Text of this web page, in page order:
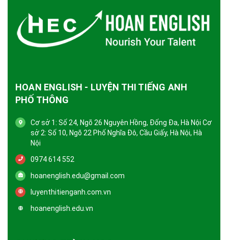
HOAN ENGLISH - LUYỆN THI TIẾNG ANH
PHỐ THÔNG
Cơ sở 1: Số 24, Ngõ 26 Nguyên Hồng, Đống Đa, Hà Nội Cơ
sở 2: Số 10, Ngõ 22 Phố Nghĩa Đô, Cầu Giấy, Hà Nội, Hà
Nội
0974 614 552
hoanenglish.edu@gmail.com
luyenthitienganh.com.vn
hoanenglish.edu.vn